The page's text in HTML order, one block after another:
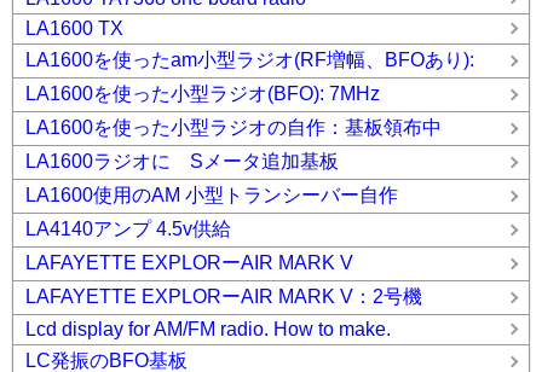
LA1600 TX
LA1600を使ったam小型ラジオ(RF増幅、BFOあり):
LA1600を使った小型ラジオ(BFO): 7MHz
LA1600を使った小型ラジオの自作：基板領布中
LA1600ラジオに Sメータ追加基板
LA1600使用のAM 小型トランシーバー自作
LA4140アンプ 4.5v供給
LAFAYETTE EXPLORーAIR MARK V
LAFAYETTE EXPLORーAIR MARK V：2号機
Lcd display for AM/FM radio. How to make.
LC発振のBFO基板